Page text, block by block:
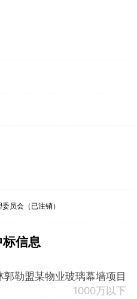
员会（已注销）
信息
勒盟某物业玻璃幕墙项目
1000万以下